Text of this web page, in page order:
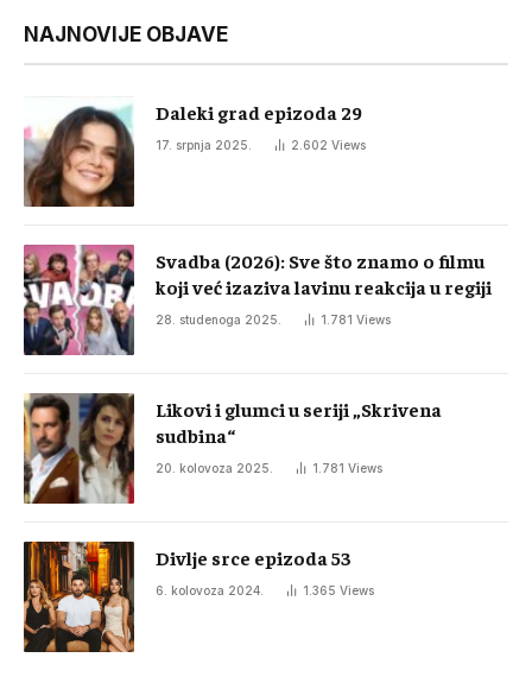
NAJNOVIJE OBJAVE
Daleki grad epizoda 29
17. srpnja 2025. 2.602 Views
Svadba (2026): Sve što znamo o filmu
koji već izaziva lavinu reakcija u regiji
28. studenoga 2025. 1.781 Views
Likovi i glumci u seriji „Skrivena
sudbina“
20. kolovoza 2025. 1.781 Views
Divlje srce epizoda 53
6. kolovoza 2024. 1.365 Views